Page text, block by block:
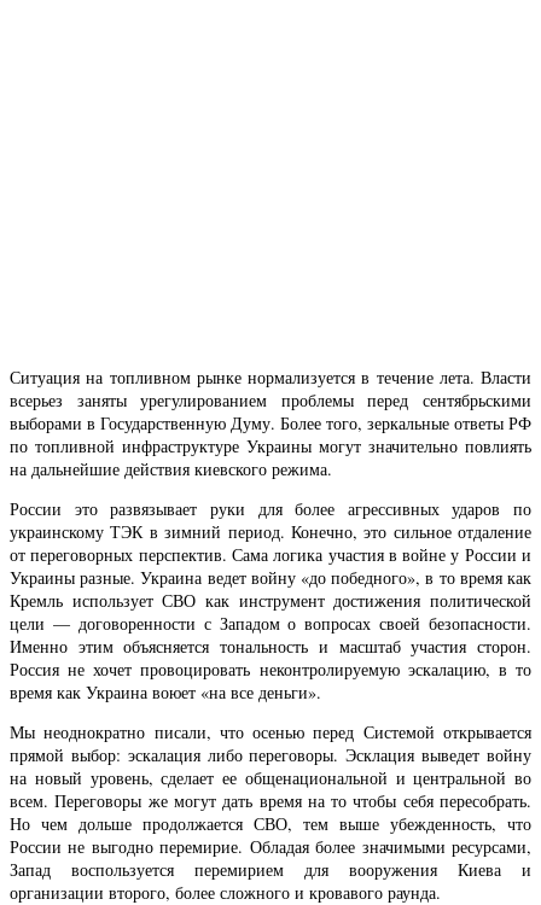
Ситуация на топливном рынке нормализуется в течение лета. Власти
всерьез заняты урегулированием проблемы перед сентябрьскими
выборами в Государственную Думу. Более того, зеркальные ответы РФ
по топливной инфраструктуре Украины могут значительно повлиять
на дальнейшие действия киевского режима.
России это развязывает руки для более агрессивных ударов по
украинскому ТЭК в зимний период. Конечно, это сильное отдаление
от переговорных перспектив. Сама логика участия в войне у России и
Украины разные. Украина ведет войну «до победного», в то время как
Кремль использует СВО как инструмент достижения политической
цели — договоренности с Западом о вопросах своей безопасности.
Именно этим объясняется тональность и масштаб участия сторон.
Россия не хочет провоцировать неконтролируемую эскалацию, в то
время как Украина воюет «на все деньги».
Мы неоднократно писали, что осенью перед Системой открывается
прямой выбор: эскалация либо переговоры. Эсклация выведет войну
на новый уровень, сделает ее общенациональной и центральной во
всем. Переговоры же могут дать время на то чтобы себя пересобрать.
Но чем дольше продолжается СВО, тем выше убежденность, что
России не выгодно перемирие. Обладая более значимыми ресурсами,
Запад воспользуется перемирием для вооружения Киева и
организации второго, более сложного и кровавого раунда.